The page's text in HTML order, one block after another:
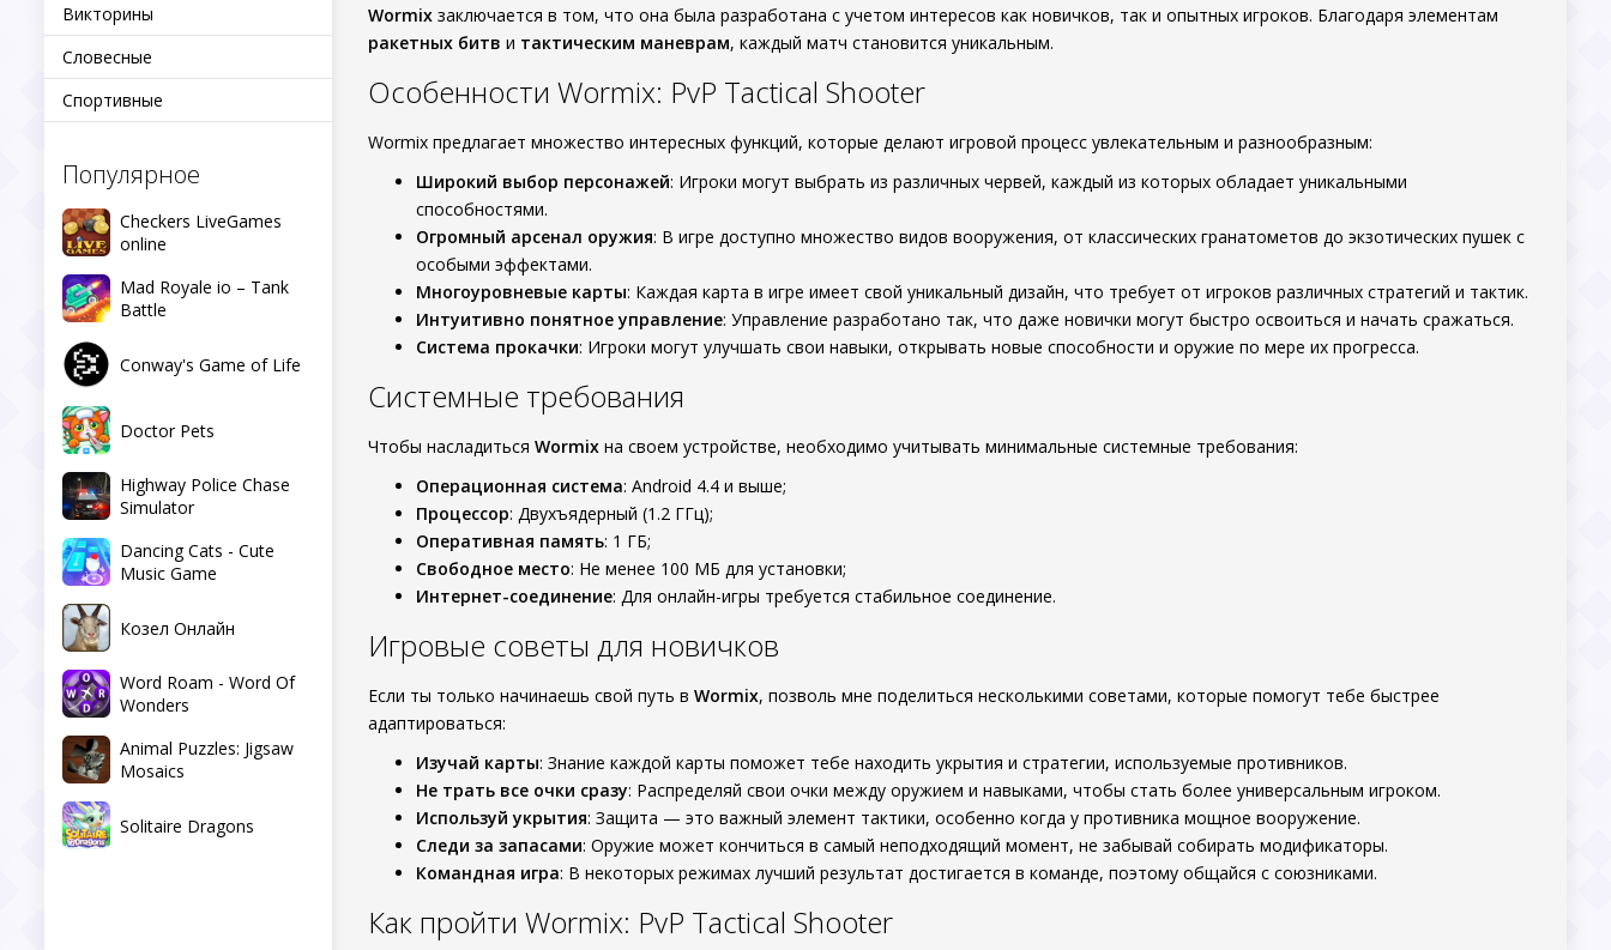
Викторины
Словесные
Спортивные
Популярное
Checkers LiveGames
online
Mad Royale io – Tank
Battle
Conway's Game of Life
Doctor Pets
Highway Police Chase
Simulator
Dancing Cats - Cute
Music Game
Козел Онлайн
Word Roam - Word Of
Wonders
Animal Puzzles: Jigsaw
Mosaics
Solitaire Dragons
Wormix заключается в том, что она была разработана с учетом интересов как новичков, так и опытных игроков. Благодаря элементам
ракетных битв и тактическим маневрам, каждый матч становится уникальным.
Особенности Wormix: PvP Tactical Shooter
Wormix предлагает множество интересных функций, которые делают игровой процесс увлекательным и разнообразным:
Широкий выбор персонажей: Игроки могут выбрать из различных червей, каждый из которых обладает уникальными
способностями.
Огромный арсенал оружия: В игре доступно множество видов вооружения, от классических гранатометов до экзотических пушек с
особыми эффектами.
Многоуровневые карты: Каждая карта в игре имеет свой уникальный дизайн, что требует от игроков различных стратегий и тактик.
Интуитивно понятное управление: Управление разработано так, что даже новички могут быстро освоиться и начать сражаться.
Система прокачки: Игроки могут улучшать свои навыки, открывать новые способности и оружие по мере их прогресса.
Системные требования
Чтобы насладиться Wormix на своем устройстве, необходимо учитывать минимальные системные требования:
Операционная система: Android 4.4 и выше;
Процессор: Двухъядерный (1.2 ГГц);
Оперативная память: 1 ГБ;
Свободное место: Не менее 100 МБ для установки;
Интернет-соединение: Для онлайн-игры требуется стабильное соединение.
Игровые советы для новичков
Если ты только начинаешь свой путь в Wormix, позволь мне поделиться несколькими советами, которые помогут тебе быстрее
адаптироваться:
Изучай карты: Знание каждой карты поможет тебе находить укрытия и стратегии, используемые противников.
Не трать все очки сразу: Распределяй свои очки между оружием и навыками, чтобы стать более универсальным игроком.
Используй укрытия: Защита — это важный элемент тактики, особенно когда у противника мощное вооружение.
Следи за запасами: Оружие может кончиться в самый неподходящий момент, не забывай собирать модификаторы.
Командная игра: В некоторых режимах лучший результат достигается в команде, поэтому общайся с союзниками.
Как пройти Wormix: PvP Tactical Shooter